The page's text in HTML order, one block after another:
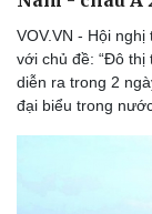
Dinh dưỡng -
Cây thuốc
Sản phụ khoa
VOV.VN - Hội
với chủ đề: “Đô thị
diễn ra trong 2
đại biểu trong